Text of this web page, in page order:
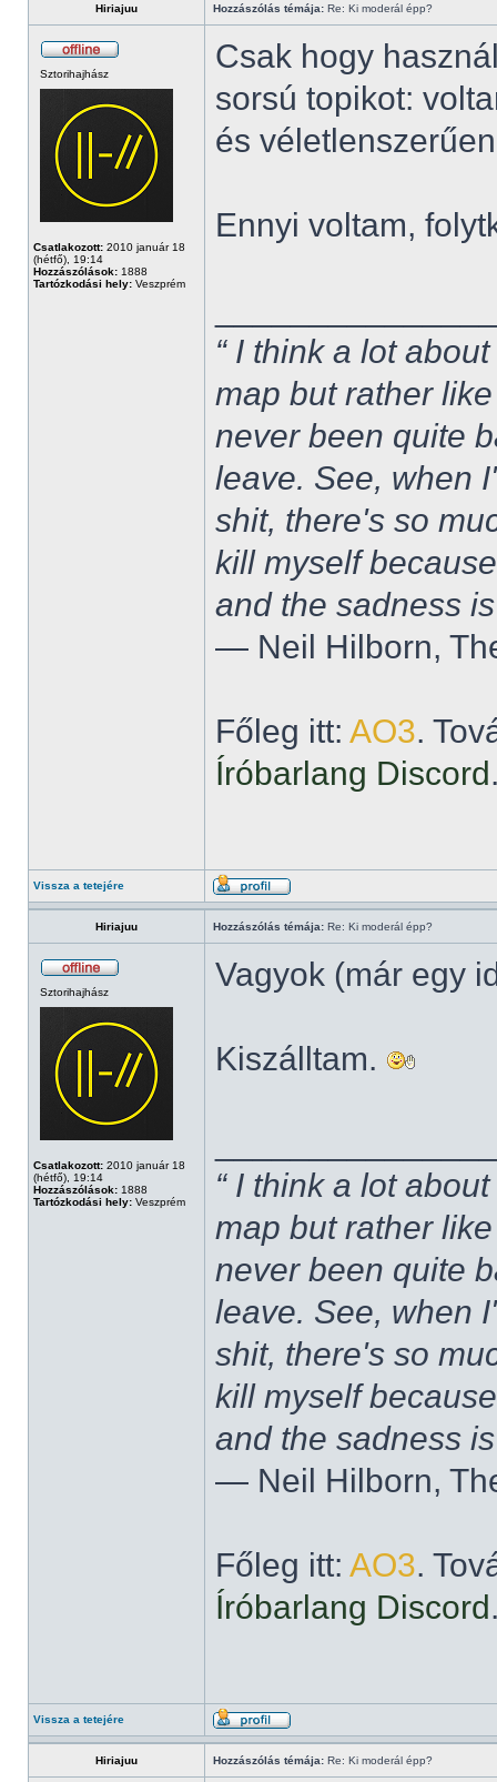
Hiriajuu Hozzászólás témája: Re: Ki moderál épp?
Sztorihajhász
Csatlakozott: 2010 január 18
(hétfő), 19:14
Hozzászólások: 1888
Tartózkodási hely: Veszprém
Csak hogy
sorsú topikot:
és
Ennyi voltam,
“ I think a lot
map but rather
never been quite
leave. See, when
shit, there's so
kill myself
and the sadness
― Neil Hilborn,
Főleg itt: AO3.
Íróbarlang Discord
Vissza a tetejére
Hiriajuu Hozzászólás témája: Re: Ki moderál épp?
Sztorihajhász
Csatlakozott: 2010 január 18
(hétfő), 19:14
Hozzászólások: 1888
Tartózkodási hely: Veszprém
Vagyok (már egy
Kiszálltam.
“ I think a lot
map but rather
never been quite
leave. See, when
shit, there's so
kill myself
and the sadness
― Neil Hilborn,
Főleg itt: AO3.
Íróbarlang Discord
Vissza a tetejére
Hiriajuu Hozzászólás témája: Re: Ki moderál épp?